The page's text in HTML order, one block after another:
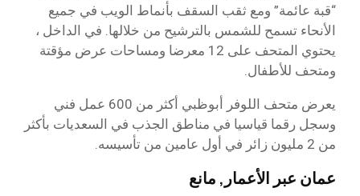
“قبة عائمة” ومع ثقب السقف بأنماط الويب في جميع
الأنحاء تسمح للشمس بالترشيح من خلالها. في الداخل ،
يحتوي المتحف على 12 معرضا ومساحات عرض مؤقتة
ومتحف للأطفال.
يعرض متحف اللوفر أبوظبي أكثر من 600 عمل فني
وسجل رقما قياسيا في مناطق الجذب في السعديات بأكثر
من 2 مليون زائر في أول عامين من تأسيسه.
عمان عبر الأعمار, مانع